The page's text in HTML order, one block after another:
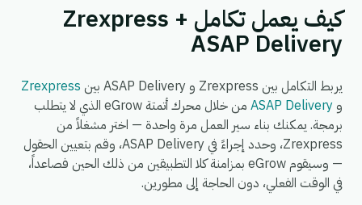
كيف يعمل تكامل Zrexpress +
ASAP Delivery
يربط التكامل بين Zrexpress و ASAP Delivery بين
Zrexpress
و ASAP Delivery
من خلال محرك أتمتة eGrow الذي لا يتطلب
برمجة. يمكنك بناء سير العمل مرة واحدة — اختر مشغلاً من
Zrexpress، وحدد إجراءً في ASAP Delivery، وقم بتعيين الحقول
— وسيقوم eGrow بمزامنة كلا التطبيقين من ذلك الحين فصاعداً،
في الوقت الفعلي، دون الحاجة إلى مطورين.